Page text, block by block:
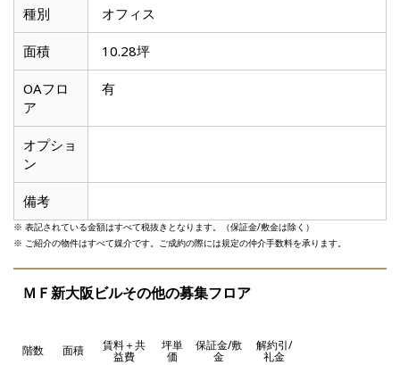
種別 オフィス
面積 10.28坪
OAフロ
ア
有
オプショ
ン
備考
※ 表記されている金額はすべて税抜きとなります。（保証金/敷金は除く）
※ ご紹介の物件はすべて媒介です。ご成約の際には規定の仲介手数料を承ります。
ＭＦ新大阪ビルその他の募集フロア
階数 面積 賃料＋共
益費
坪単
価
保証金/敷
金
解約引/
礼金